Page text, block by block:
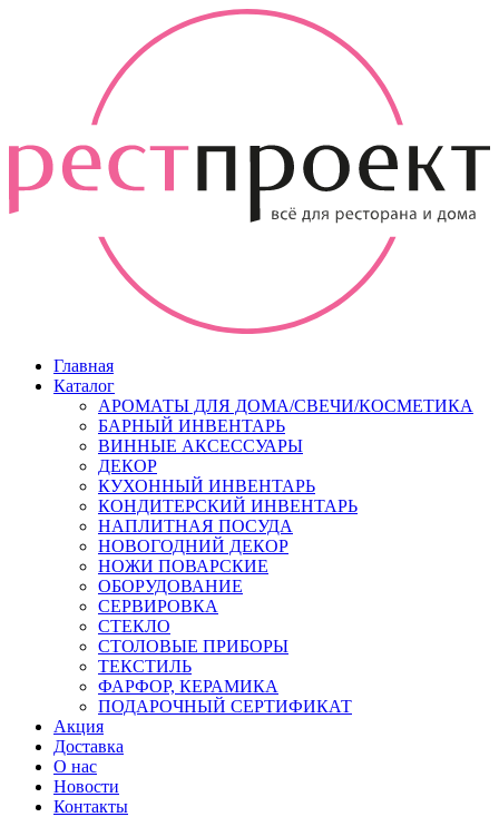
Главная
Каталог
АРОМАТЫ ДЛЯ ДОМА/СВЕЧИ/КОСМЕТИКА
БАРНЫЙ ИНВЕНТАРЬ
ВИННЫЕ АКСЕССУАРЫ
ДЕКОР
КУХОННЫЙ ИНВЕНТАРЬ
КОНДИТЕРСКИЙ ИНВЕНТАРЬ
НАПЛИТНАЯ ПОСУДА
НОВОГОДНИЙ ДЕКОР
НОЖИ ПОВАРСКИЕ
ОБОРУДОВАНИЕ
СЕРВИРОВКА
СТЕКЛО
СТОЛОВЫЕ ПРИБОРЫ
ТЕКСТИЛЬ
ФАРФОР, КЕРАМИКА
ПОДАРОЧНЫЙ СЕРТИФИКАТ
Акция
Доставка
О нас
Новости
Контакты